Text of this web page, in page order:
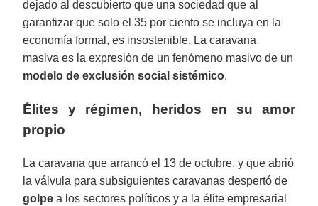
dejado al descubierto que una sociedad que al
garantizar que solo el 35 por ciento se incluya en la
economía formal, es insostenible. La caravana
masiva es la expresión de un fenómeno masivo de un
modelo de exclusión social sistémico.
Élites y régimen, heridos en su amor
propio
La caravana que arrancó el 13 de octubre, y que abrió
la válvula para subsiguientes caravanas despertó de
golpe a los sectores políticos y a la élite empresarial